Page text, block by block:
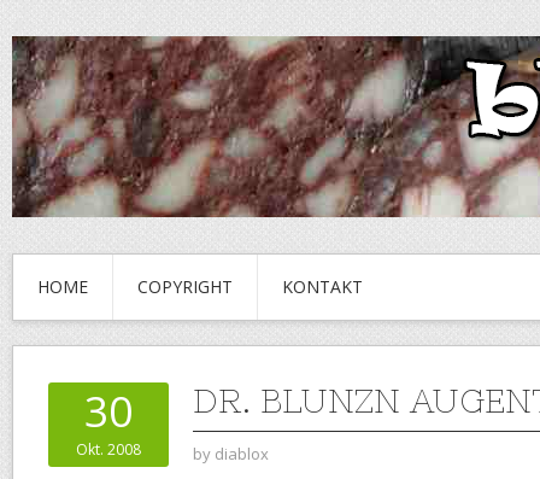
HOME COPYRIGHT KONTAKT
30
Okt. 2008
DR. BLUNZN
by diablox